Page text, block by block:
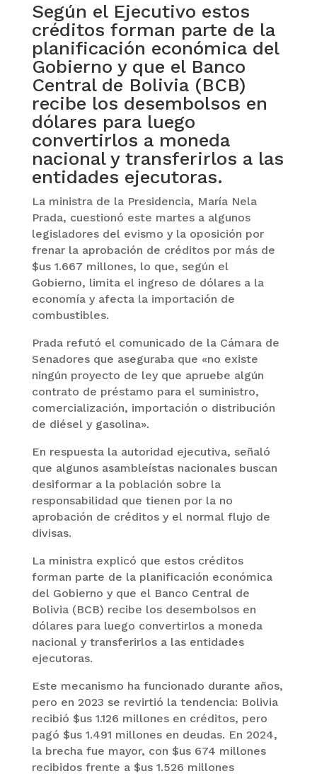
Según el Ejecutivo estos
créditos forman parte de la
planificación económica del
Gobierno y que el Banco
Central de Bolivia (BCB)
recibe los desembolsos en
dólares para luego
convertirlos a moneda
nacional y transferirlos a las
entidades ejecutoras.
La ministra de la Presidencia, María Nela
Prada, cuestionó este martes a algunos
legisladores del evismo y la oposición por
frenar la aprobación de créditos por más de
$us 1.667 millones, lo que, según el
Gobierno, limita el ingreso de dólares a la
economía y afecta la importación de
combustibles.
Prada refutó el comunicado de la Cámara de
Senadores que aseguraba que «no existe
ningún proyecto de ley que apruebe algún
contrato de préstamo para el suministro,
comercialización, importación o distribución
de diésel y gasolina».
En respuesta la autoridad ejecutiva, señaló
que algunos asambleístas nacionales buscan
desiformar a la población sobre la
responsabilidad que tienen por la no
aprobación de créditos y el normal flujo de
divisas.
La ministra explicó que estos créditos
forman parte de la planificación económica
del Gobierno y que el Banco Central de
Bolivia (BCB) recibe los desembolsos en
dólares para luego convertirlos a moneda
nacional y transferirlos a las entidades
ejecutoras.
Este mecanismo ha funcionado durante años,
pero en 2023 se revirtió la tendencia: Bolivia
recibió $us 1.126 millones en créditos, pero
pagó $us 1.491 millones en deudas. En 2024,
la brecha fue mayor, con $us 674 millones
recibidos frente a $us 1.526 millones